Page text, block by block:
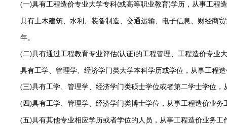
(一)具有工程造价专业大学专科(或高等职业教育)学历，从事工程
具有土木建筑、水利、装备制造、交通运输、电子信息、财经商
年。
(二)具有通过工程教育专业评估(认证)的工程管理、工程造价专业
具有工学、管理学、经济学门类大学本科学历或学位，从事工程
(三)具有工学、管理学、经济学门类硕士学位或者第二学士学位，
(四 )具有工学、管理学、经济学门类博士学位，从事工程造价业务
(五)具有其他专业相应学历或者学位的人员，从事工程造价业务工